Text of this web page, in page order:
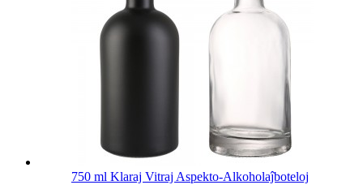
750 ml Klaraj Vitraj Aspekto-Alkoholaĵboteloj